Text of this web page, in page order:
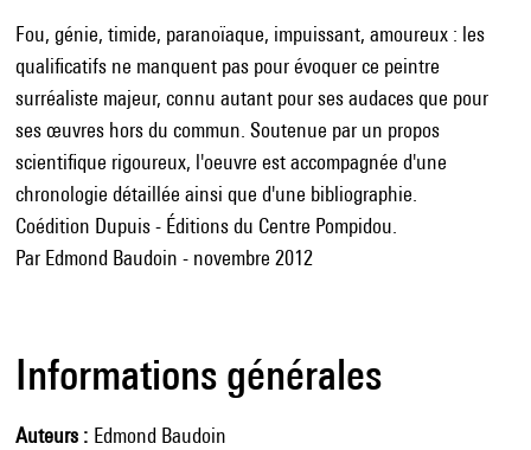
Fou, génie, timide, paranoïaque, impuissant, amoureux : les
qualificatifs ne manquent pas pour évoquer ce peintre
surréaliste majeur, connu autant pour ses audaces que pour
ses œuvres hors du commun. Soutenue par un propos
scientifique rigoureux, l'oeuvre est accompagnée d'une
chronologie détaillée ainsi que d'une bibliographie.
Coédition Dupuis - Éditions du Centre Pompidou.
Par Edmond Baudoin - novembre 2012
Informations générales
Auteurs
Edmond Baudoin